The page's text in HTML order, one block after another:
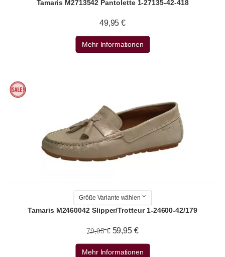
Tamaris M2713542 Pantolette 1-27135-42-418
49,95 €
Mehr Informationen
Größe Variante wählen
Tamaris M2460042 Slipper/Trotteur 1-24600-42/179
79,95 € 59,95 €
Mehr Informationen